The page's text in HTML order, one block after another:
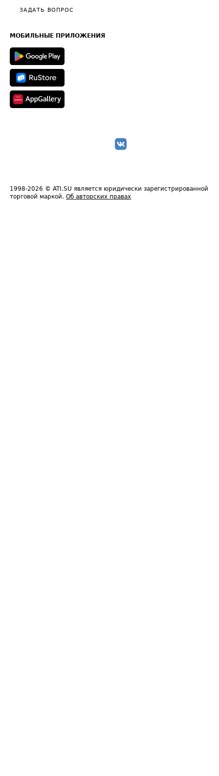
Общие положения
Полезное по перевозкам
Техническая информация
ЗАДАТЬ ВОПРОС
МОБИЛЬНЫЕ ПРИЛОЖЕНИЯ
1998-2026 © ATI.SU является юридически зарегистрированной
торговой маркой. Об авторских правах